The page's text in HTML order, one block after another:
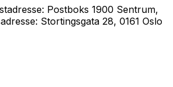
Postboks 1900 Sentrum,
Stortingsgata 28, 0161 Oslo